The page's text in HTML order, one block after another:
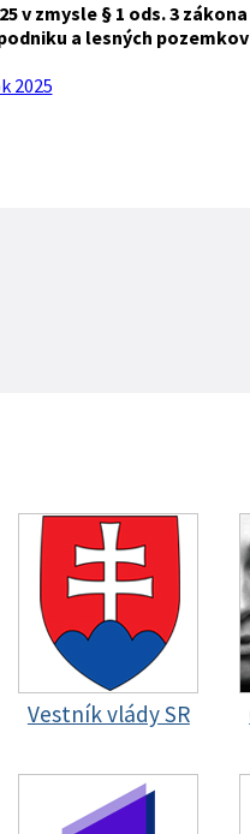
zmysle § 1 ods. 3 zákona
a lesných
2025
Vestník vlády SR